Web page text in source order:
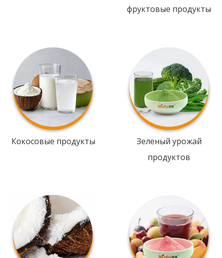
фруктовые продукты
Кокосовые продукты
Зеленый урожай
продуктов